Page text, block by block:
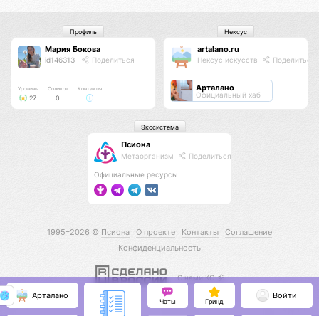
Мария Бокова
id146313 Поделиться
Уровень
27
Соликов
0
Контакты
Профиль
artalano.ru
Нексус искусств Поделиться
Арталано
Официальный хаб
Нексус
Псиона
Метаорганизм Поделиться
Официальные ресурсы:
Экосистема
1995–2026 © Псиона О проекте Контакты
Соглашение
Конфиденциальность
С нами КО 🕉️
Арталано
Чаты Гринд
Войти